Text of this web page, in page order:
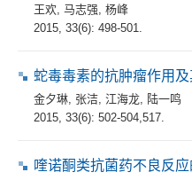
王欢 马志强 杨峰
2015, 33(6): 498-501.
蛇毒毒素的抗肿瘤作用
金夕琳 张洁 江海龙
陆一鸣
2015, 33(6): 502-504,517.
喹诺酮类抗菌药不良反